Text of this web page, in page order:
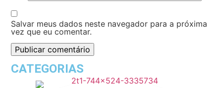
Salvar meus dados neste navegador para a próxima
vez que eu comentar.
CATEGORIAS